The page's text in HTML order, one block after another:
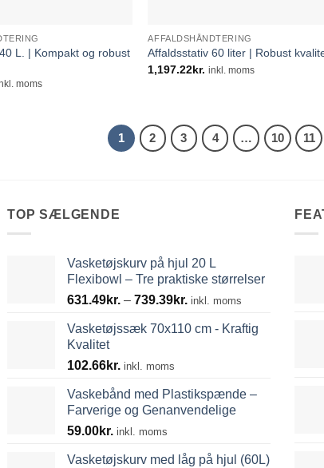
L. | Kompakt og robust
moms
AFFALDSHÅNDTERING
Affaldsstativ 60 liter | Robust
1,197.22kr. inkl. moms
1 2 3 4 … 10 11
TOP SÆLGENDE
Vasketøjskurv på hjul 20 L
Flexibowl – Tre praktiske størrelser
631.49kr. – 739.39kr. Prisinterval:
til
inkl. moms
Vasketøjssæk 70x110 cm - Kraftig
Kvalitet
102.66kr. inkl. moms
Vaskebånd med Plastikspænde –
Farverige og Genanvendelige
59.00kr. inkl. moms
Vasketøjskurv med låg på hjul (60L)